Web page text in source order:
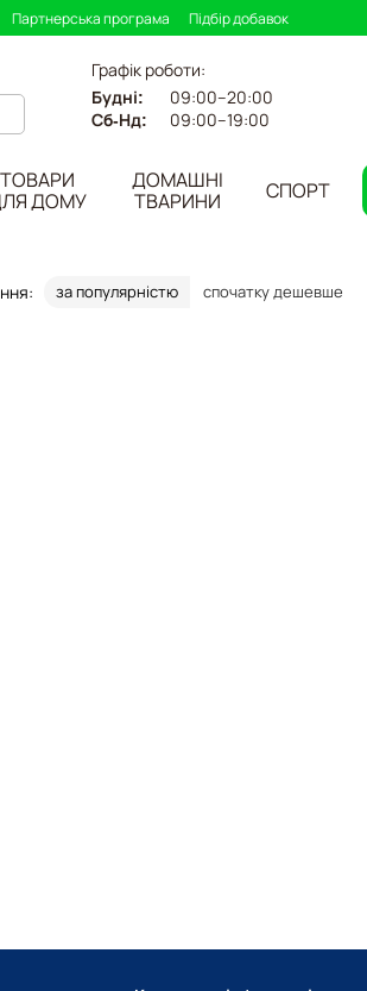
Партнерська програма Підбір добавок
Графік роботи:
Будні: 09:00–20:00
Сб-Нд: 09:00–19:00
ТОВАРИ
ДОМУ
ДОМАШНІ
ТВАРИНИ
СПОРТ
за популярністю спочатку дешевше